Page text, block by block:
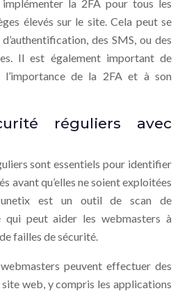
la 2FA pour tous les
élevés sur le site. Cela peut se
des SMS, ou des
Il est également important de
de la 2FA et à son
réguliers avec
sont essentiels pour identifier
avant qu’elles ne soient exploitées
est un outil de scan de
qui peut aider les webmasters à
failles de sécurité.
peuvent effectuer des
web, y compris les applications